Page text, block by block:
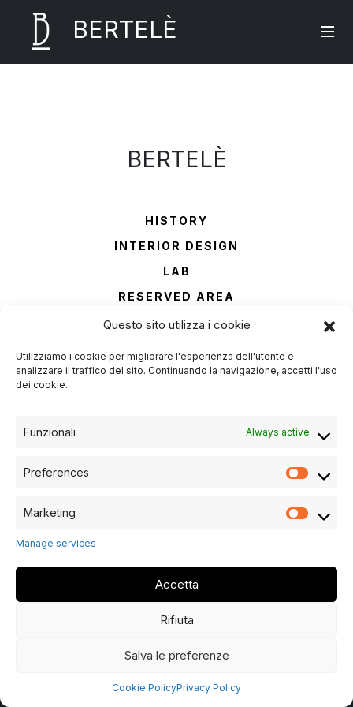
Questo sito utilizza i cookie
Utilizziamo i cookie per migliorare l'esperienza dell'utente e
analizzare il traffico del sito. Continuando la navigazione, accetti l'uso
dei cookie.
Funzionali Always active
Preferences
Marketing
Manage services
Accetta
Rifiuta
Salva le preferenze
Cookie PolicyPrivacy Policy
BERTELÈ
BERTELÈ
HISTORY
INTERIOR DESIGN
LAB
RESERVED AREA
CONTACTS
Phone
MADONNA 194 - 37051 - BOVOLONE (VR)
Privacy-policy